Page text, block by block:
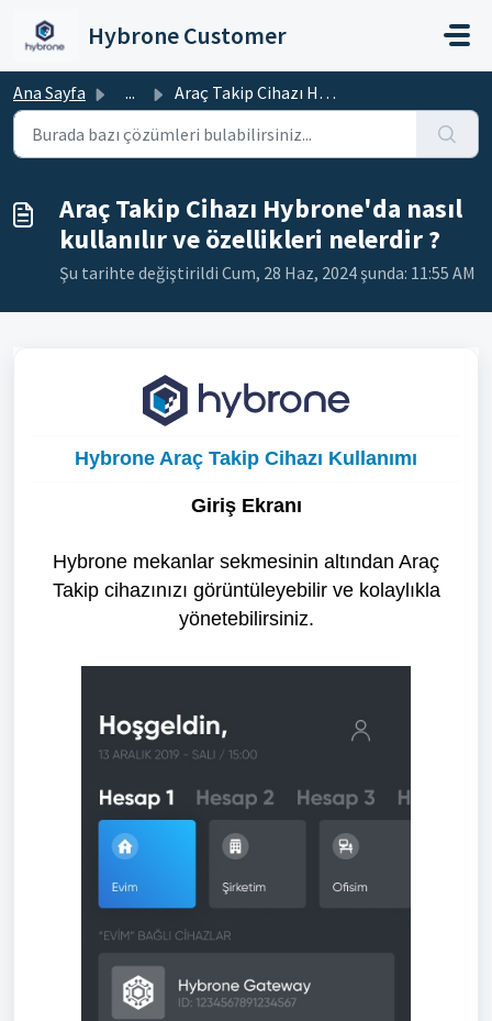
Hybrone Customer
Ana Sayfa ... Araç Takip Cihazı Hybrone'da nasıl kullanılır ve özel...
Araç Takip Cihazı Hybrone'da nasıl
kullanılır ve özellikleri nelerdir ?
Şu tarihte değiştirildi Cum, 28 Haz, 2024 şunda: 11:55 AM
Hybrone Araç Takip Cihazı Kullanımı
Giriş Ekranı
Hybrone mekanlar sekmesinin altından Araç
Takip cihazınızı görüntüleyebilir ve kolaylıkla
yönetebilirsiniz.